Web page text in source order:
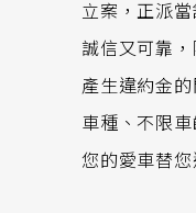
立案，正派
誠信又可靠
產生違約金
車種、不限
您的愛車替